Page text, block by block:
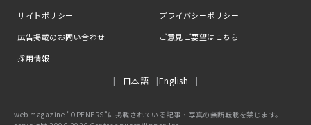
サイトポリシー
プライバシーポリシー
広告掲載のお問い合わせ
ご意見ご要望はこちら
採用情報
日本語 English
web magazine "OPENERS"に掲載されている記事・写真の無断転載を禁じます。